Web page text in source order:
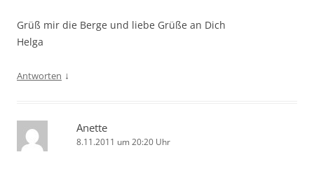
Grüß mir die Berge und liebe Grüße an Dich
Helga
Antworten ↓
Anette
8.11.2011 um 20:20 Uhr